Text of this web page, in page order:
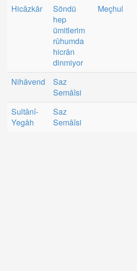
Hicâzkâr
Söndü
hep
ümitlerim
rûhumda
hicrân
dinmiyor
Meçhul
Nihâvend
Saz
Semâîsi
Sultânî-
Yegâh
Saz
Semâîsi